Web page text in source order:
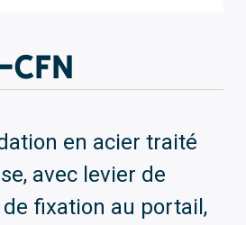
CFN
en acier traité
avec levier de
fixation au portail,